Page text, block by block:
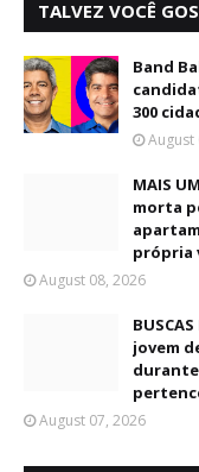
TALVEZ VOCÊ
Band
300
August
MAIS
morta
própria
August 08, 2026
jovem
durante
August 07, 2026